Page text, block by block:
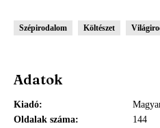
Szépirodalom Költészet
Adatok
Kiadó
Oldalak száma
144